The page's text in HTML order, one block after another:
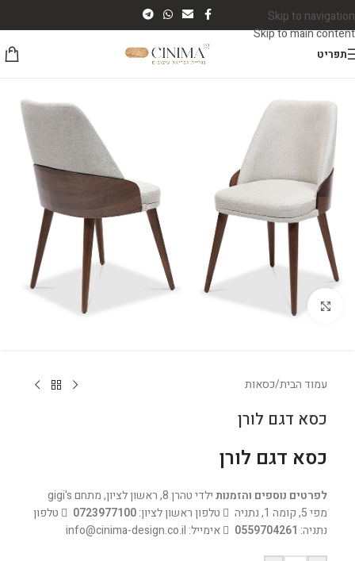
Skip to navigation
Skip to main content
תפריט
לחץ להגדלה
עמוד הבית/כסאות
כסא דגם לורן
כסא דגם לורן
לפרטים נוספים והזמנותילדי טהרן 8, ראשון לציון, מתחם gigi's
מפי 5, קומה 1, נתניה
טלפון ראשון לציון:0723977100
טלפון
נתניה: 0559704261 אימייל: info@cinima-design.co.il